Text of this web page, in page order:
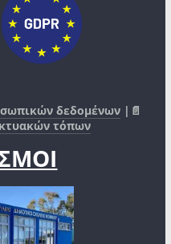
δεδομένων |📄
τόπων